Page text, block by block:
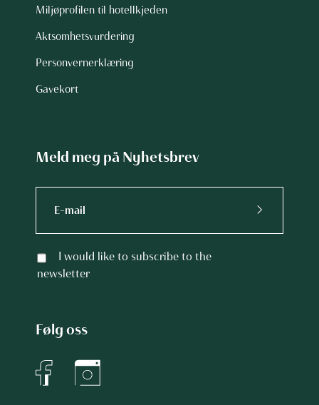
Miljøprofilen til hotellkjeden
Aktsomhetsvurdering
Personvernerklæring
Gavekort
Meld meg på Nyhetsbrev
I would like to subscribe to the
newsletter
Følg oss